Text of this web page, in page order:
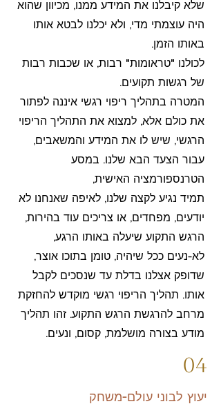
שלא קיבלנו את המידע ממנו, מכיוון שהוא
היה עוצמתי מדי, ולא יכלנו לבטא אותו
באותו הזמן.
לכולנו "טראומות" רבות, או שכבות רבות
של רגשות תקועים.
המטרה בתהליך ריפוי רגשי איננה לפתור
את כולם אלא, למצוא את התהליך הריפוי
הרגשי, שיש לו את המידע והמשאבים,
עבור הצעד הבא שלנו. במסע
הטרנספורמציה האישית,
תמיד נגיע לקצה שלנו, לאיפה שאנחנו לא
יודעים, מפחדים, או צריכים עוד בהירות,
הרגש התקוע שיעלה באותו הרגע,
לא-נעים ככל שיהיה, טומן בתוכו אוצר,
שדופק אצלנו בדלת עד שנסכים לקבל
אותו. תהליך הריפוי רגשי מוקדש להחזקת
מרחב להרגשת הרגש התקוע. זהו תהליך
מודע בצורה מושלמת, קסום, ונעים.
04
יעוץ לבוני עולם-משחק